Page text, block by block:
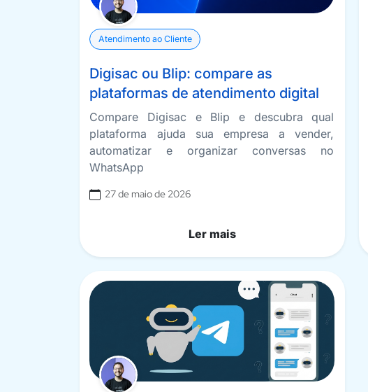
Atendimento ao Cliente
Digisac ou Blip: compare as
plataformas de atendimento digital
Compare Digisac e Blip e descubra qual
plataforma ajuda sua empresa a vender,
automatizar e organizar conversas no
WhatsApp
27 de maio de 2026
Ler mais